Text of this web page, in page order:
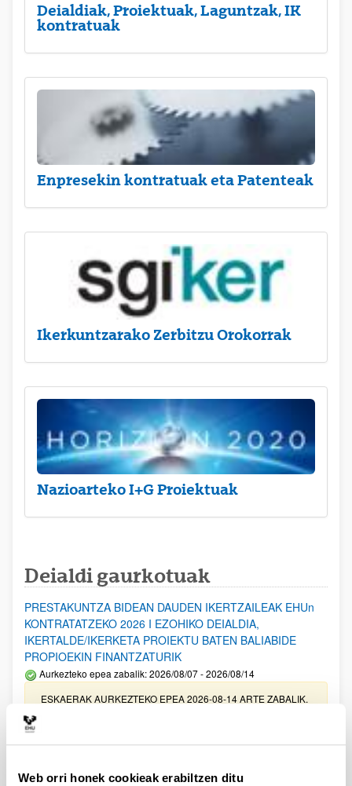
Web orri honek cookieak erabiltzen ditu
Deialdiak, Proiektuak, Laguntzak, IK
kontratuak
Enpresekin kontratuak eta Patenteak
Ikerkuntzarako Zerbitzu Orokorrak
Nazioarteko I+G Proiektuak
Deialdi gaurkotuak
PRESTAKUNTZA BIDEAN DAUDEN IKERTZAILEAK EHUn
KONTRATATZEKO 2026 I EZOHIKO DEIALDIA,
IKERTALDE/IKERKETA PROIEKTU BATEN BALIABIDE
PROPIOEKIN FINANTZATURIK
Aurkezteko epea zabalik: 2026/08/07 - 2026/08/14
ESKAERAK AURKEZTEKO EPEA 2026-08-14 ARTE ZABALIK.
UPV/EHUn Azpiegitura Zientifikoa eta Funts Bibliografikoak